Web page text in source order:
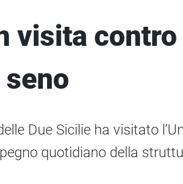
visita
seno
Due Sicilie ha visitato
quotidiano della